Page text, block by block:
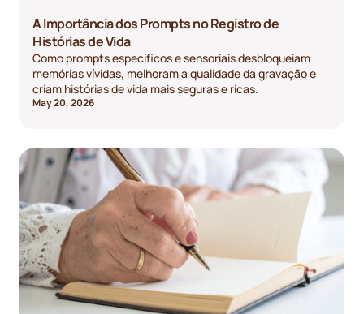
A Importância dos Prompts no Registro de
Histórias de Vida
Como prompts específicos e sensoriais desbloqueiam
memórias vívidas, melhoram a qualidade da gravação e
criam histórias de vida mais seguras e ricas.
May 20, 2026